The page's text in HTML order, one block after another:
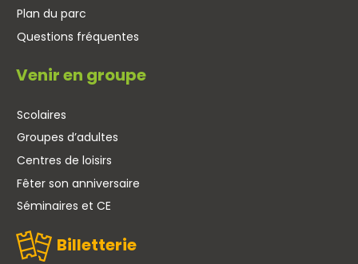
Plan du parc
Questions fréquentes
Venir en groupe
Scolaires
Groupes d’adultes
Centres de loisirs
Fêter son anniversaire
Séminaires et CE
Billetterie